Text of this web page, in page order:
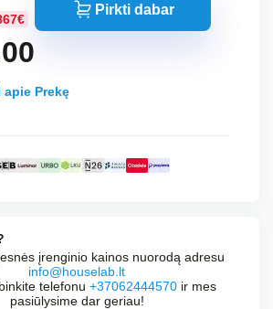
Pirkti dabar
Prekę
įrenginio kainos nuorodą adresu
info@houselab.lt
telefonu +37062444570 ir mes
pasiūlysime dar geriau!